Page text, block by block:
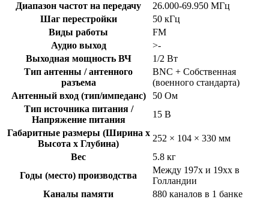
Диапазон частот на передачу
26.000-69.950 МГц
Шаг перестройки
50 кГц
Виды работы
FM
Аудио выход
>-
Выходная мощность ВЧ
1/2 Вт
Тип антенны / антенного
разъема
BNC + Собственная
(военного стандарта)
Антенный вход (тип/импеданс)
50 Ом
Тип источника питания /
Напряжение питания
15 В
Габаритные размеры (Ширина x
Высота x Глубина)
252 × 104 × 330 мм
Вес
5.8 кг
Годы (место) производства
Между 197x и 19xx в
Голландии
Каналы памяти
880 каналов в 1 банке